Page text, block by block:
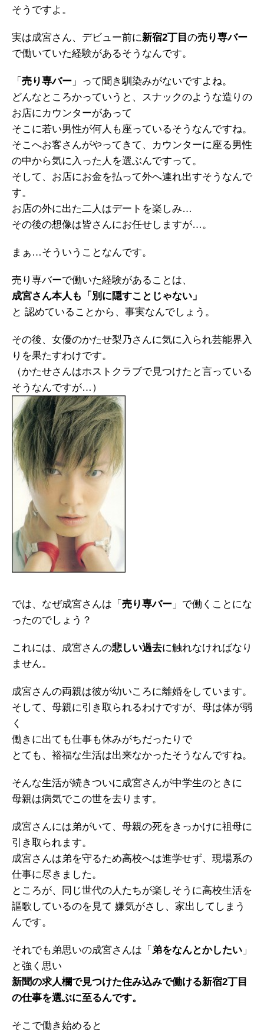
そうですよ。
実は成宮さん、デビュー前に新宿2丁目 の売り専バー
で働いていた経験があるそうなんです。
「 売り専バー 」って聞き馴染みがないですよね。
どんなところかっていうと、スナックのような造りの
お店にカウンターがあって
そこに若い男性が何人も座っているそうなんですね。
そこへお客さんがやってきて、カウンターに座る男性
の中から気に入った人を選ぶんですって。
そして、お店にお金を払って外へ連れ出すそうなんで
す。
お店の外に出た二人はデートを楽しみ…
その後の想像は皆さんにお任せしますが…。
まぁ…そういうことなんです。
売り専バーで働いた経験があることは、
成宮さん本人も「別に隠すことじゃない」
と 認めていることから、事実なんでしょう。
その後、女優のかたせ梨乃さんに気に入られ芸能界入
りを果たすわけです。
（かたせさんはホストクラブで見つけたと言っている
そうなんですが…）
では、なぜ成宮さんは「 売り専バー 」で働くことにな
ったのでしょう？
これには、成宮さんの悲しい過去に触れなければなり
ません。
成宮さんの両親は彼が幼いころに離婚をしています。
そして、母親に引き取られるわけですが、母は体が弱
く
働きに出ても仕事も休みがちだったりで
とても、裕福な生活は出来なかったそうなんですね。
そんな生活が続きついに成宮さんが中学生のときに
母親は病気でこの世を去ります。
成宮さんには弟がいて、母親の死をきっかけに祖母に
引き取られます。
成宮さんは弟を守るため高校へは進学せず、現場系の
仕事に尽きました。
ところが、同じ世代の人たちが楽しそうに高校生活を
謳歌しているのを見て 嫌気がさし、家出してしまう
んです。
それでも弟思いの成宮さんは「 弟をなんとかしたい 」
と強く思い
新聞の求人欄で見つけた住み込みで働ける新宿2丁目
の仕事を選ぶに至るんです。
そこで働き始めると